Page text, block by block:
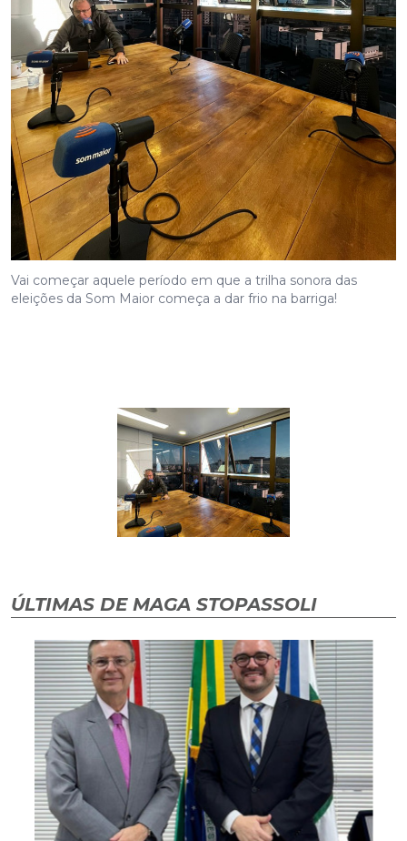
Vai começar aquele período em que a trilha sonora das
eleições da Som Maior começa a dar frio na barriga!
ÚLTIMAS DE MAGA STOPASSOLI